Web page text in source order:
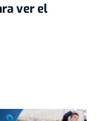
ver el